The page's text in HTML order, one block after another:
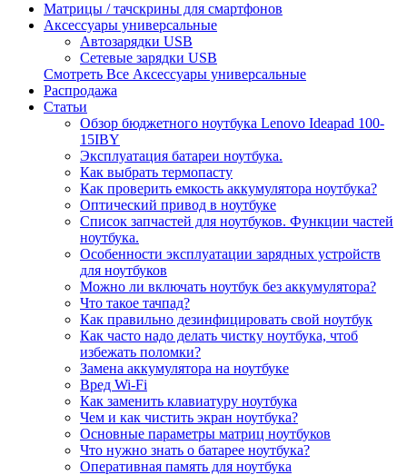
Матрицы / тачскрины для смартфонов
Аксессуары универсальные
Автозарядки USB
Сетевые зарядки USB
Смотреть Все Аксессуары универсальные
Распродажа
Статьи
Обзор бюджетного ноутбука Lenovo Ideapad 100-
15IBY
Эксплуатация батареи ноутбука.
Как выбрать термопасту
Как проверить емкость аккумулятора ноутбука?
Оптический привод в ноутбуке
Список запчастей для ноутбуков. Функции частей
ноутбука.
Особенности эксплуатации зарядных устройств
для ноутбуков
Можно ли включать ноутбук без аккумулятора?
Что такое тачпад?
Как правильно дезинфицировать свой ноутбук
Как часто надо делать чистку ноутбука, чтоб
избежать поломки?
Замена аккумулятора на ноутбуке
Вред Wi-Fi
Как заменить клавиатуру ноутбука
Чем и как чистить экран ноутбука?
Основные параметры матриц ноутбуков
Что нужно знать о батарее ноутбука?
Оперативная память для ноутбука